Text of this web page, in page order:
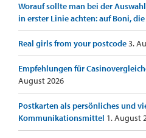
Worauf sollte man bei der
in erster Linie achten: auf Boni,
Real girls from your postcode3.
Empfehlungen für
August 2026
Postkarten als persönliches und
Kommunikationsmittel 1. August